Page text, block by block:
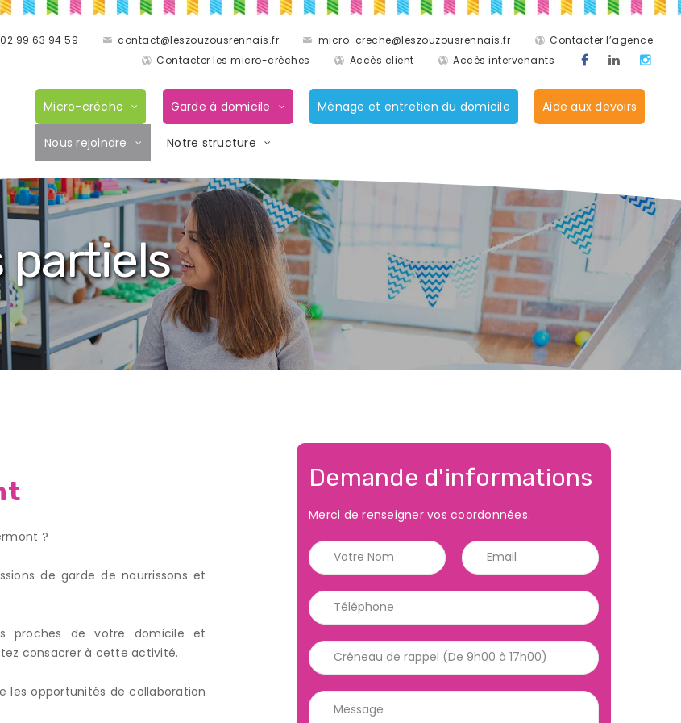
02 99 63 94 59 contact@leszouzousrennais.fr micro-creche@leszouzousrennais.fr
Contacter l’agence
Contacter les micro-crèches
Accès client Accès intervenants
Micro-crèche Garde à domicile Ménage et entretien du domicile Aide aux devoirs
Nous rejoindre Notre structure
partiels
?
de garde de nourrissons et
proches de votre domicile et
consacrer à cette activité.
les opportunités de collaboration
Demande d'informations
Merci de renseigner vos coordonnées.